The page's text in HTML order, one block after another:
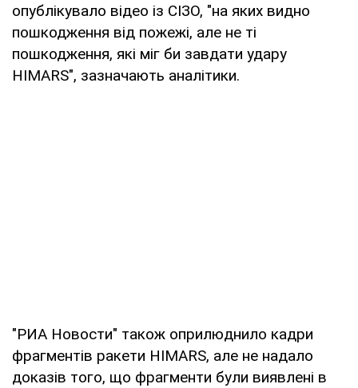
опублікувало відео із СІЗО, "на яких видно
пошкодження від пожежі, але не ті
пошкодження, які міг би завдати удару
HIMARS", зазначають аналітики.
"РИА Новости" також оприлюднило кадри
фрагментів ракети HIMARS, але не надало
доказів того, що фрагменти були виявлені в